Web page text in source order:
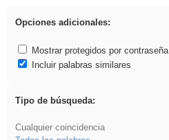
Opciones adicionales:
Mostrar protegidos por contraseña
Incluir palabras similares
Tipo de búsqueda:
Cualquier coincidencia